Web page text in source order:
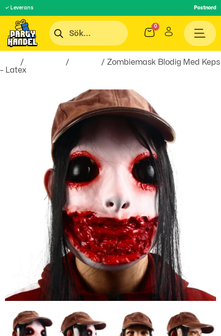
✓ Leverans Postnord
/ /
/ Zombiemask Blodig Med Keps
– Latex